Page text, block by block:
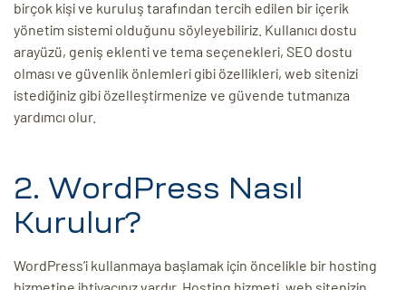
birçok kişi ve kuruluş tarafından tercih edilen bir içerik
yönetim sistemi olduğunu söyleyebiliriz. Kullanıcı dostu
arayüzü, geniş eklenti ve tema seçenekleri, SEO dostu
olması ve güvenlik önlemleri gibi özellikleri, web sitenizi
istediğiniz gibi özelleştirmenize ve güvende tutmanıza
yardımcı olur.
2. WordPress Nasıl
Kurulur?
WordPress’i kullanmaya başlamak için öncelikle bir hosting